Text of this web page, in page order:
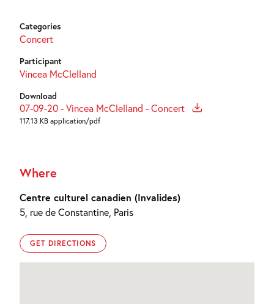
Categories
Concert
Participant
Vincea McClelland
Download
07-09-20 - Vincea McClelland - Concert
117.13 KB application/pdf
Where
Centre culturel canadien (Invalides)
5, rue de Constantine, Paris
GET DIRECTIONS